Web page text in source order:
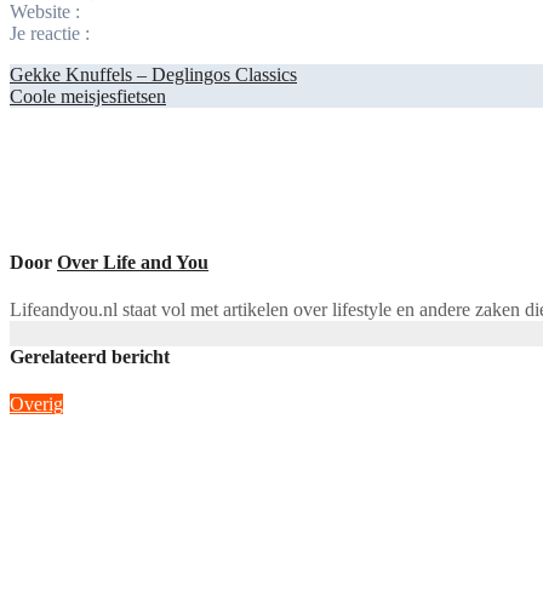
Website :
Je reactie :
Bericht
navigatie
Gekke Knuffels – Deglingos Classics
Coole meisjesfietsen
Door Over Life and You
Lifeandyou.nl staat vol met artikelen over lifestyle en andere zaken
Gerelateerd bericht
Overig